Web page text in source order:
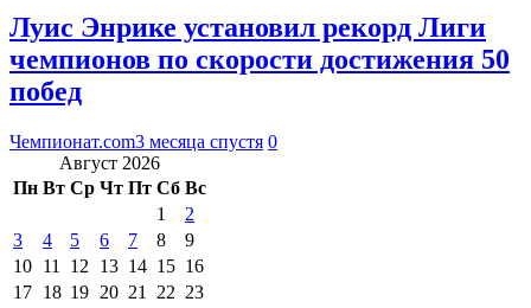
Луис Энрике установил рекорд Лиги
чемпионов по скорости достижения 50
побед
Чемпионат.com3 месяца спустя 0
Август 2026
Пн Вт Ср Чт Пт Сб Вс
1
2
3
4 5 6 7 8
9
10 11 12 13 14 15 16
17 18 19 20 21 22 23